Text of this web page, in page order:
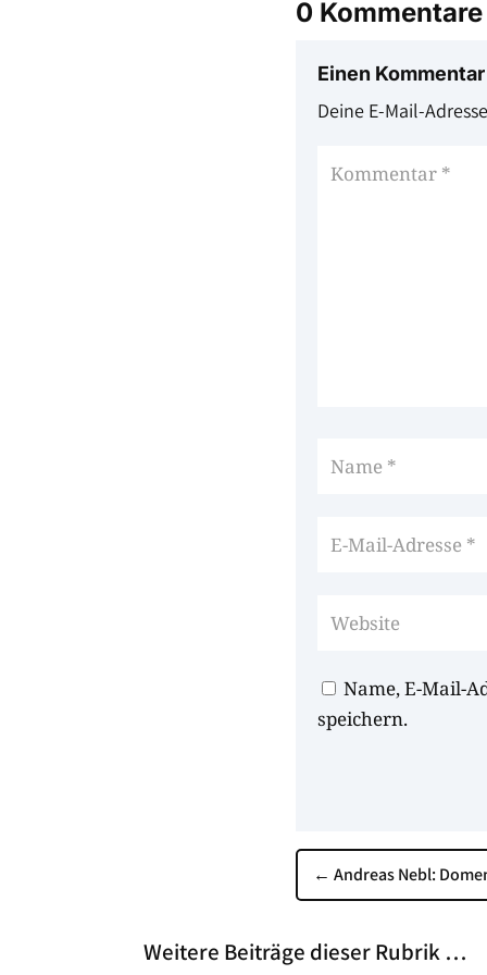
0 Kommentare
Einen
Deine E-Mail-
Name, E-Mail-
speichern.
← Andreas Nebl:
Weitere Beiträge dieser Rubrik …